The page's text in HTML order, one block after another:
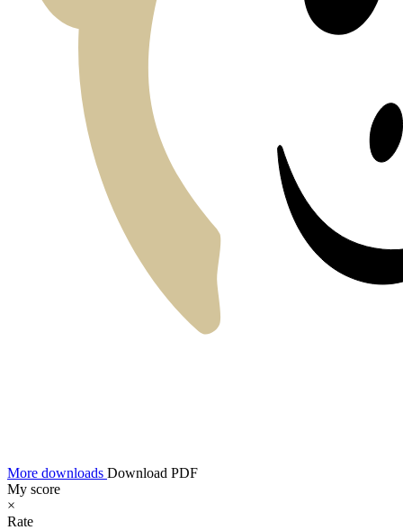
More downloads Download PDF
My score
×
Rate